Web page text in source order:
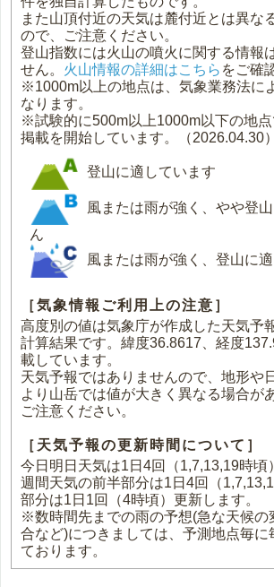
また山頂付近の天気は麓付近とは異な
ので、ご注意ください。
登山指数には火山の噴火に関する情報
せん。 火山情報の詳細はこちら をご確
※1000m以上の地点は、気象業務法に
なります。
※試験的に500m以上1000m以下の地
掲載を開始しています。（2026.04.30）
登山に適しています
風または雨が強く、やや登
ん
風または雨が強く、登山に
［気象情報ご利用上の注意］
高度別の値は気象庁が作成した天気予
計算結果です。緯度36.8617、経度
載しています。
天気予報ではありませんので、地形や
より山岳では値が大きく異なる場合が
ご注意ください。
［天気予報の更新時間について］
今日明日天気は1日4回（1,7,13,19時頃
週間天気の前半部分は1日4回（
部分は1日1回（4時頃）更新します。
※数時間先までの雨の予想(急な天候の
合など)につきましては、予測地点毎に
ております。